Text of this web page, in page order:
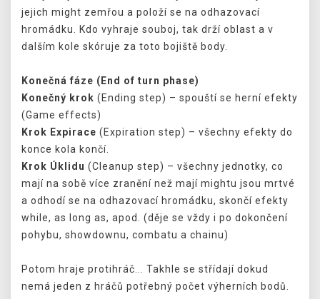
jejich might zemřou a položí se na odhazovací
hromádku. Kdo vyhraje souboj, tak drží oblast a v
dalším kole skóruje za toto bojiště body.
Konečná fáze (End of turn phase)
Konečný krok (Ending step) – spouští se herní efekty
(Game effects)
Krok Expirace (Expiration step) – všechny efekty do
konce kola končí.
Krok Úklidu (Cleanup step) – všechny jednotky, co
mají na sobě více zranění než mají mightu jsou mrtvé
a odhodí se na odhazovací hromádku, skončí efekty
while, as long as, apod. (děje se vždy i po dokončení
pohybu, showdownu, combatu a chainu)
Potom hraje protihráč... Takhle se střídají dokud
nemá jeden z hráčů potřebný počet výherních bodů.